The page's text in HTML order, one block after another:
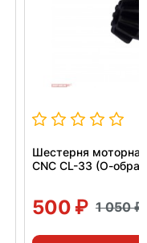
Шестерня
CNC CL-33 (О-
500 1 050